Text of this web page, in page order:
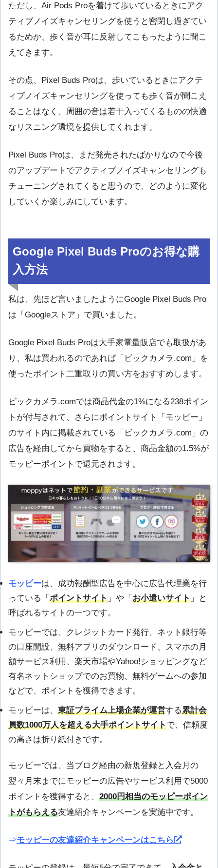
ただし、Air Pods Proを着けて歩いているときにアク
ティブノイズキャンセリングを使うと密閉し過ぎてい
るためか、歩く音が耳に反射してこもったように聞こ
えてきます。
その点、Pixel Buds Proは、歩いているときにアクテ
ィブノイズキャンセリングを使っても歩く音が聞こえ
ることはなく、周囲の音は若干入ってくるものの快適
なリスニング環境を提供してくれます。
Pixel Buds Proは、まだ発売されたばかりなので今後
のアップデートでアクティブノイズキャンセリングも
チューニングされてくると思うので、どのように変化
していくか楽しみにしています。
Google Pixel Buds Proのお得な購
入方法
私は、先ほど言いましたようにGoogle Pixel Buds Pro
は「Googleストア」で買いました。
Google Pixel Buds Proは大手家電量販店でも取扱があ
り、私は買われるのであれば「ビックカメラ.com」を
使ったポイント二重取りの買い方をおすすめします。
ビックカメラ.comでは商品代金の1%になる238ポイン
トが付与されて、さらにポイントサイト「モッピー」
のサイト内に掲載されている「ビックカメラ.com」の
広告を経由してから買物をすると、商品金額の1.5%が
モッピーポイントで還元されます。
モッピーは、成功報酬型広告を中心に広告代理業を行
っている「 ポイントサイト 」や「 お小遣いサイト 」と
呼ばれるサイトの一つです。
モッピーでは、クレジットカード発行、ネット銀行等
の口座開設、無料アプリのダウンロード、スマホの月
額サービス利用、楽天市場やYahoo!ショッピングなど
有名ネットショップでのお買物、無料ゲームへの参加
などで、ポイントを獲得できます。
モッピーは、 東証プライム上場企業が運営する累計会
員数1000万人を超える大手ポイントサイトで、信頼度
の高さは折り紙付きです。
モッピーでは、当ブログ経由の新規登録と入会月の
翌々月末までにモッピーの広告やサービス利用で5000
ポイントを獲得すると、 2000円相当のモッピーポイン
トがもらえる友達紹介キャンペーンを実施中です。
⇒モッピーの友達紹介キャンペーンはこちら